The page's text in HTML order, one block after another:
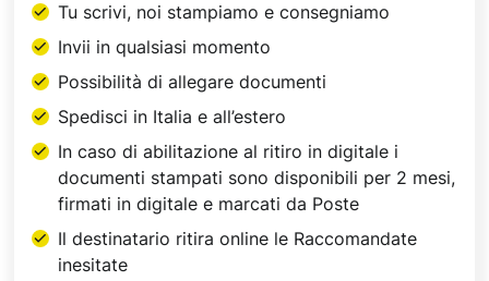
Tu scrivi, noi stampiamo e consegniamo
Invii in qualsiasi momento
Possibilità di allegare documenti
Spedisci in Italia e all’estero
In caso di abilitazione al ritiro in digitale i
documenti stampati sono disponibili per 2 mesi,
firmati in digitale e marcati da Poste
Il destinatario ritira online le Raccomandate
inesitate